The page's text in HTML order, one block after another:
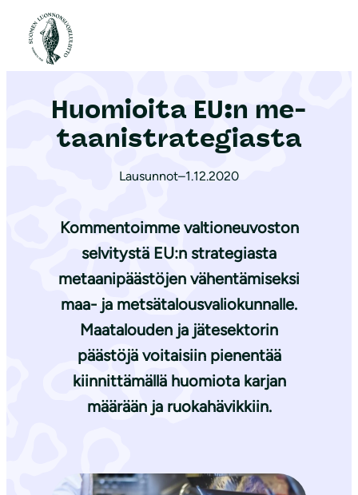
Etusivu
Huomioita EU:n me­
taa­ni­stra­te­gias­ta
Lausunnot–1.12.2020
Kommentoimme valtioneuvoston
selvitystä EU:n strategiasta
metaanipäästöjen vähentämiseksi
maa- ja metsätalousvaliokunnalle.
Maatalouden ja jätesektorin
päästöjä voitaisiin pienentää
kiinnittämällä huomiota karjan
määrään ja ruokahävikkiin.